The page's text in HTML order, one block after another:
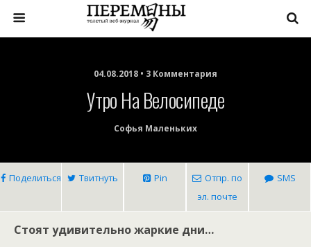
04.08.2018 • 3 Комментария
Утро На Велосипеде
Софья Маленьких
Поделиться Твитнуть Pin
Отпр. по
эл. почте
SMS
Стоят удивительно жаркие дни…